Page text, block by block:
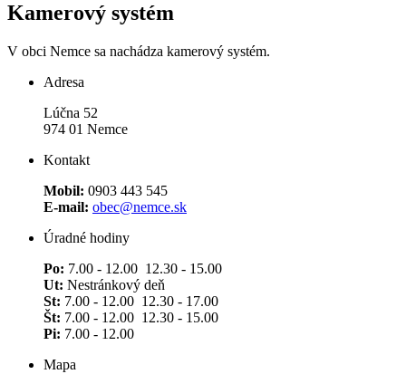
Kamerový systém
V obci Nemce sa nachádza kamerový systém.
Adresa
Lúčna 52
974 01 Nemce
Kontakt
Mobil: 0903 443 545
E-mail: obec@nemce.sk
Úradné hodiny
Po: 7.00 - 12.00 12.30 - 15.00
Ut: Nestránkový deň
St: 7.00 - 12.00 12.30 - 17.00
Št: 7.00 - 12.00 12.30 - 15.00
Pi: 7.00 - 12.00
Mapa